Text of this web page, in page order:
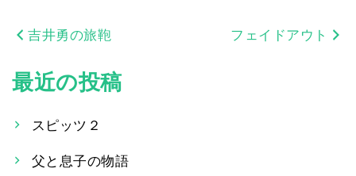
投
稿
ビ
ゲ
吉井勇の旅鞄 フェイドアウト
最近の投稿
スピッツ２
父と息子の物語